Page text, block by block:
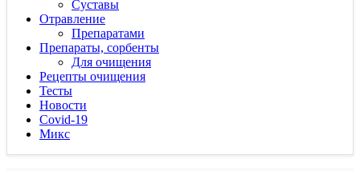
Суставы
Отравление
Препаратами
Препараты, сорбенты
Для очищения
Рецепты очищения
Тесты
Новости
Covid-19
Микс